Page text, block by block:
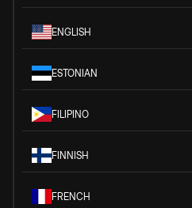
ENGLISH
ESTONIAN
FILIPINO
FINNISH
FRENCH